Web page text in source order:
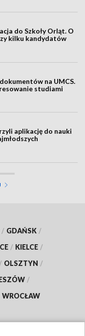
do Szkoły Orląt. O
kilku kandydatów
na UMCS.
studiami
aplikację do nauki
/ GDAŃSK /
/ KIELCE /
/ OLSZTYN /
/
WROCŁAW